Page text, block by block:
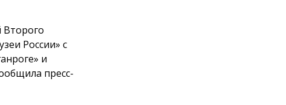
Второго
России» с
и
пресс-